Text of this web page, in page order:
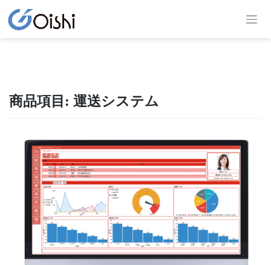
商品項目: 運送システム